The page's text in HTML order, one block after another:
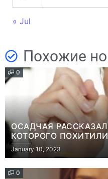
« Jul
Похожие
0
ОСАДЧАЯ
КОТОРОГО
“ОН ВЕСЬ УДАР
January 10, 2023
0